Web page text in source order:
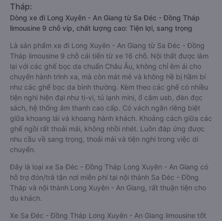
Tháp:
Dòng xe đi Long Xuyên - An Giang từ Sa Đéc - Đồng Tháp
limousine 9 chỗ vip, chất lượng cao: Tiện lợi, sang trọng
Là sản phẩm xe đi Long Xuyên - An Giang từ Sa Đéc - Đồng
Tháp limousine 9 chỗ cải tiến từ xe 16 chỗ. Nội thất được làm
lại với các ghế bọc da chuẩn Châu Âu, không chỉ êm ái cho
chuyến hành trình xa, mà còn mát mẻ và không hề bị hầm bí
như các ghế bọc da bình thường. Kèm theo các ghế có nhiều
tiện nghi hiện đại như ti-vi, tủ lạnh mini, ổ cắm usb, đèn đọc
sách, hệ thống âm thanh cao cấp. Có vách ngăn riêng biệt
giữa khoang lái và khoang hành khách. Khoảng cách giữa các
ghế ngồi rất thoải mái, không nhồi nhét. Luôn đáp ứng được
nhu cầu về sang trọng, thoải mái và tiện nghi trong việc di
chuyển.
Đây là loại xe Sa Đéc - Đồng Tháp Long Xuyên - An Giang có
hỗ trợ đón/trả tận nơi miễn phí tại nội thành Sa Đéc - Đồng
Tháp và nội thành Long Xuyên - An Giang, rất thuận tiện cho
du khách.
Xe Sa Đéc - Đồng Tháp Long Xuyên - An Giang limousine tốt